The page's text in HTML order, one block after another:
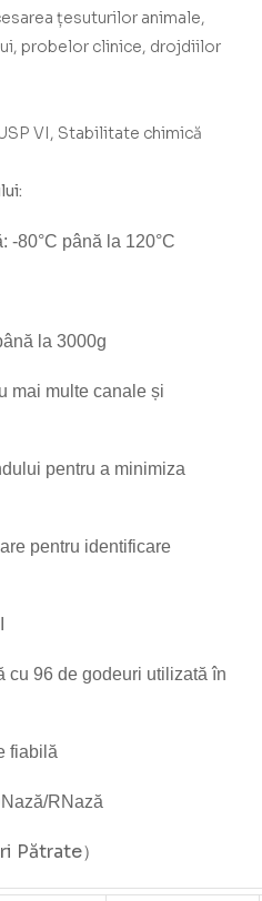
țesuturilor animale,
probelor clinice, drojdiilor
VI, Stabilitate chimică
-80°C până la 120°C
la 3000g
mai multe canale și
pentru a minimiza
pentru identificare
96 de godeuri utilizată în
fiabilă
RNază
Pătrate）